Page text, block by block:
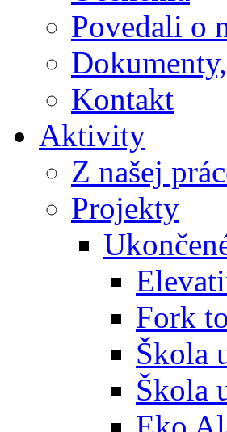
Povedali o
Kontakt
Aktivity
Z našej
Projekty
Fork
Škola
Škola